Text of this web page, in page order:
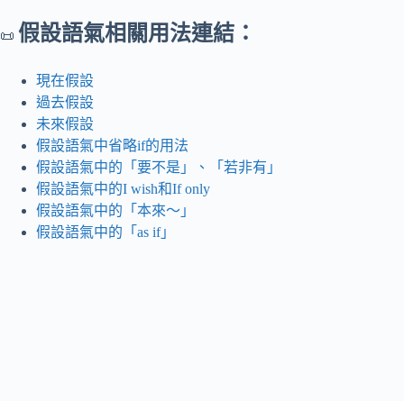
📜 假設語氣相關用法連結：
現在假設
過去假設
未來假設
假設語氣中省略if的用法
假設語氣中的「要不是」、「若非有」
假設語氣中的I wish和If only
假設語氣中的「本來～」
假設語氣中的「as if」